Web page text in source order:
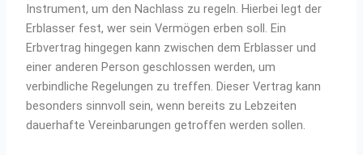
Instrument, um den Nachlass zu regeln. Hierbei legt der
Erblasser fest, wer sein Vermögen erben soll. Ein
Erbvertrag hingegen kann zwischen dem Erblasser und
einer anderen Person geschlossen werden, um
verbindliche Regelungen zu treffen. Dieser Vertrag kann
besonders sinnvoll sein, wenn bereits zu Lebzeiten
dauerhafte Vereinbarungen getroffen werden sollen.